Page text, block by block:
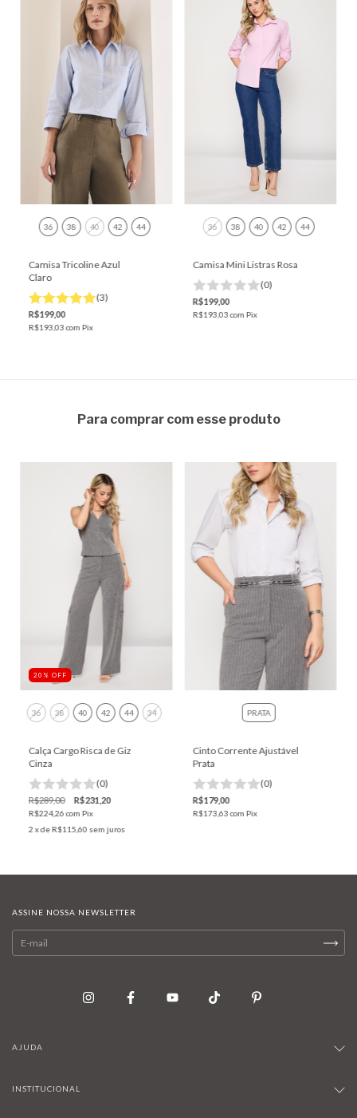
36 38 40 42 44
Camisa Tricoline Azul
Claro
(3)
R$199,00
R$193,03com Pix
36 38 40 42 44
Camisa Mini Listras Rosa
(0)
R$199,00
R$193,03com Pix
Para comprar com esse produto
20 % OFF
36 38 40 42 44 34
Calça Cargo Risca de Giz
Cinza
(0)
R$289,00 R$231,20
R$224,26com Pix
2 x deR$115,60 sem juros
PRATA
Cinto Corrente Ajustável
Prata
(0)
R$179,00
R$173,63com Pix
ASSINE NOSSA NEWSLETTER
AJUDA
INSTITUCIONAL